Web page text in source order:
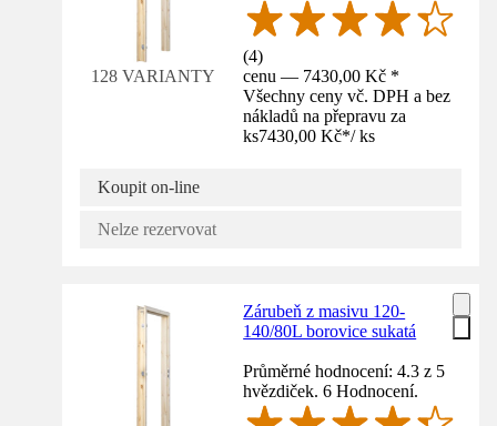
128 VARIANTY
(4)
cenu — 7430,00 Kč *
Všechny ceny vč. DPH a bez
nákladů na přepravu za
ks7430,00 Kč*/ ks
Koupit on-line
Nelze rezervovat
Zárubeň z masivu 120-
140/80L borovice sukatá
Průměrné hodnocení: 4.3 z 5
hvězdiček. 6 Hodnocení.